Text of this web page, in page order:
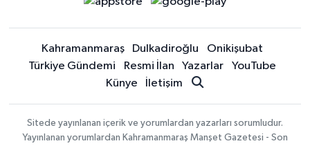
Kahramanmaraş Dulkadiroğlu
Onikişubat
Türkiye Gündemi
Resmi İlan Yazarlar
YouTube
Künye
İletişim
Sitede yayınlanan içerik ve yorumlardan yazarları sorumludur.
Yayınlanan yorumlardan Kahramanmaraş Manşet Gazetesi - Son